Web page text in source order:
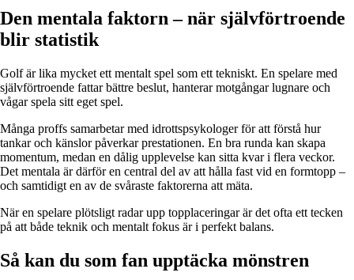
Den mentala faktorn – när självförtroende
blir statistik
Golf är lika mycket ett mentalt spel som ett tekniskt. En spelare med
självförtroende fattar bättre beslut, hanterar motgångar lugnare och
vågar spela sitt eget spel.
Många proffs samarbetar med idrottspsykologer för att förstå hur
tankar och känslor påverkar prestationen. En bra runda kan skapa
momentum, medan en dålig upplevelse kan sitta kvar i flera veckor.
Det mentala är därför en central del av att hålla fast vid en formtopp –
och samtidigt en av de svåraste faktorerna att mäta.
När en spelare plötsligt radar upp topplaceringar är det ofta ett tecken
på att både teknik och mentalt fokus är i perfekt balans.
Så kan du som fan upptäcka mönstren